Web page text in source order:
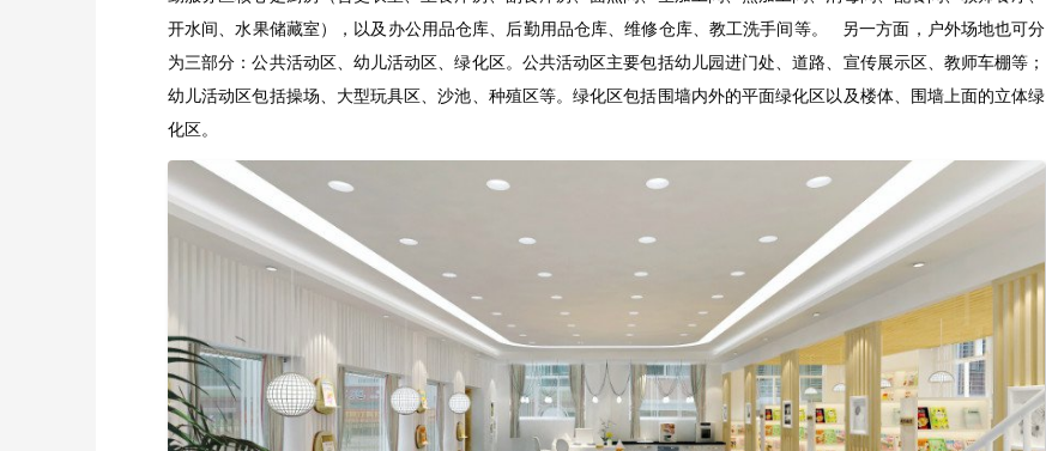
开水间、水果储藏室），以及办公用品仓库、后勤用品仓库、维修仓库、教工洗手间等。 另一方面，户外场地也可分
为三部分：公共活动区、幼儿活动区、绿化区。公共活动区主要包括幼儿园进门处、道路、宣传展示区、教师车棚等；
幼儿活动区包括操场、大型玩具区、沙池、种殖区等。绿化区包括围墙内外的平面绿化区以及楼体、围墙上面的立体绿
化区。